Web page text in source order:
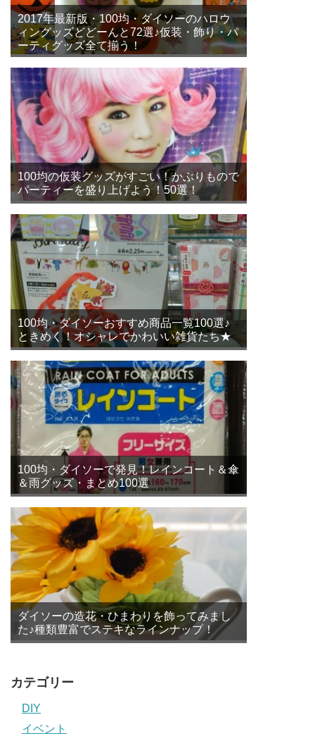
2017年最新版・100均・ダイソーのハロウ
ィングッズどどーんと72選♪仮装・飾り・パ
ーティグッズ全て揃う！
100均の仮装グッズがすごい！かぶりもので
パーティーを盛り上げよう！50選！
100均・ダイソーおすすめ商品一覧100選♪
ときめく！オシャレでかわいい雑貨たち★
100均・ダイソーで発見！レインコート＆傘
＆雨グッズ・まとめ100選
ダイソーの造花・ひまわりを飾ってみまし
た♪種類豊富でステキなラインナップ！
カテゴリー
DIY
イベント